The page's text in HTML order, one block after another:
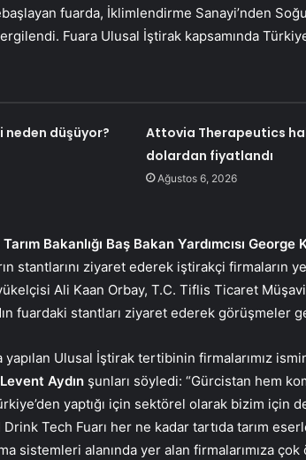
fuarda, İklimlendirme Sanayi’nden
Fuara Ulusal İştirak kapsamında
düşüyor?
Attovia Therapeutics
dolardan fiyatlandı
Ağustos 6, 2026
Bakanlığı Baş Bakan Yardımcısı George
stantlarını ziyaret ederek iştirakçi firmaların
Ali Kaan Orbay, T.C. Tiflis Ticaret
fuardaki stantları ziyaret ederek görüşmeler
yapılan Ulusal İştirak tertibinin firmalarımız
Aydın şunları söyledi: “Gürcistan hem
yaptığı için sektörel olarak bizim için
Tech Fuarı her ne kadar tartıda tarım
sistemleri alanında yer alan firmalarımıza